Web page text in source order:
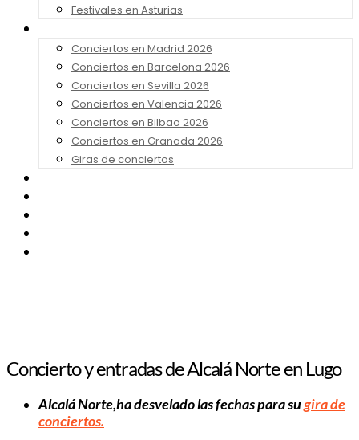
Festivales en Asturias
Conciertos en Madrid 2026
Conciertos en Barcelona 2026
Conciertos en Sevilla 2026
Conciertos en Valencia 2026
Conciertos en Bilbao 2026
Conciertos en Granada 2026
Giras de conciertos
Concierto y entradas de Alcalá Norte en Lugo
Alcalá Norte,ha desvelado las fechas para sugira de
conciertos.